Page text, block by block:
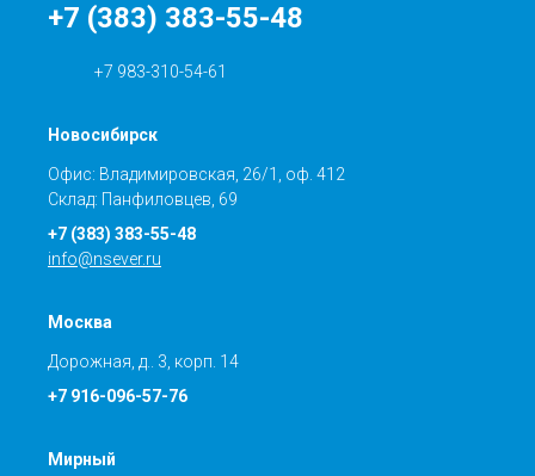
+7 (383) 383-55-48
+7 983-310-54-61
Новосибирск
Офис: Владимировская, 26/1, оф. 412
Склад: Панфиловцев, 69
+7 (383) 383-55-48
info@nsever.ru
Москва
Дорожная, д.. 3, корп. 14
+7 916-096-57-76
Мирный